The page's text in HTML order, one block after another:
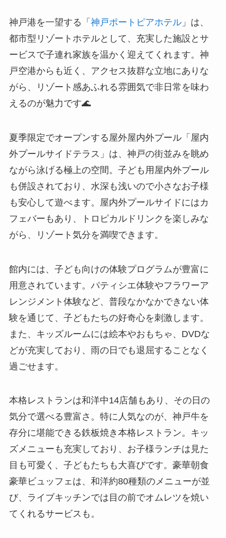
神戸港を一望する「 神戸ポートピアホテル」は、
都市型リゾートホテルとして、充実した施設とサ
ービスで子連れ家族を温かく迎えてくれます。神
戸空港からも近く、アクセス抜群な立地にありな
がら、リゾート感あふれる雰囲気で非日常を味わ
えるのが魅力です🌊
夏季限定でオープンする屋外屋内外プール「屋内
外プールサイドテラス」は、神戸の街並みを眺め
ながら泳げる極上の空間。子ども用屋内外プール
も併設されており、水深も浅いので小さなお子様
も安心して遊べます。屋内外プールサイドにはカ
フェバーもあり、トロピカルドリンクを楽しみな
がら、リゾート気分を満喫できます。
館内には、子ども向けの体験プログラムが豊富に
用意されています。パティシエ体験やフラワーア
レンジメント体験など、普段なかなかできない体
験を通じて、子どもたちの好奇心を刺激します。
また、キッズルームには絵本やおもちゃ、DVDな
どが充実しており、雨の日でも退屈することなく
過ごせます。
本格レストランは和洋中14店舗もあり、その日の
気分で選べる豊富さ。特に人気なのが、神戸牛を
存分に堪能できる鉄板焼き本格レストラン。キッ
ズメニューも充実しており、お子様ランチは見た
目も可愛く、子どもたちも大喜びです。豪華朝食
豪華ビュッフェは、和洋約80種類のメニューが並
び、ライブキッチンでは目の前でオムレツを焼い
てくれるサービスも。